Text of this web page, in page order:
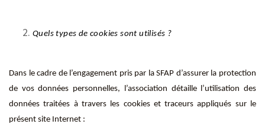
Quels types de cookies sont utilisés ?
Dans le cadre de l’engagement pris par la SFAP d’assurer la protection
de vos données personnelles, l’association détaille l’utilisation des
données traitées à travers les cookies et traceurs appliqués sur le
présent site Internet :